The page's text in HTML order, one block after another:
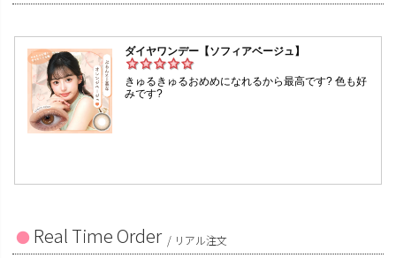
Real Time Order / リアル注文